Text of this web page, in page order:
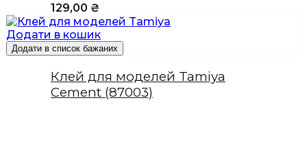
129,00 ₴
Додати в кошик
Додати в список бажаних
Клей для моделей Tamiya
Cement (87003)